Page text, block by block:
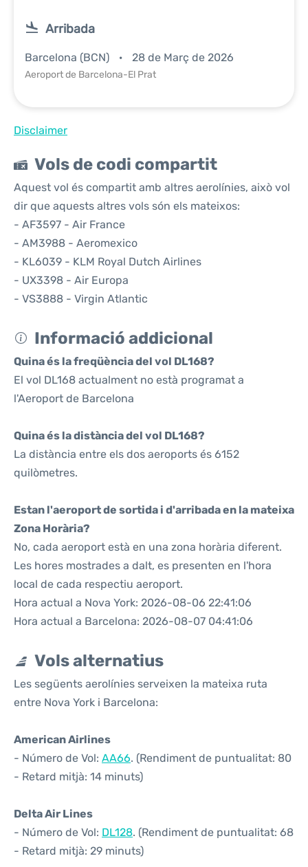
Arribada
Barcelona (BCN) 28 de Març de 2026
Aeroport de Barcelona-El Prat
Disclaimer
Vols de codi compartit
Aquest vol és compartit amb altres aerolínies, això vol
dir que aquests altres vols són els mateixos:
- AF3597 - Air France
- AM3988 - Aeromexico
- KL6039 - KLM Royal Dutch Airlines
- UX3398 - Air Europa
- VS3888 - Virgin Atlantic
Informació addicional
Quina és la freqüència del vol DL168?
El vol DL168 actualment no està programat a
l'Aeroport de Barcelona
Quina és la distància del vol DL168?
La distància entre els dos aeroports és 6152
quilòmetres.
Estan l'aeroport de sortida i d'arribada en la mateixa
Zona Horària?
No, cada aeroport està en una zona horària diferent.
Les hores mostrades a dalt, es presenten en l'hora
local de cada respectiu aeroport.
Hora actual a Nova York: 2026-08-06 22:41:06
Hora actual a Barcelona: 2026-08-07 04:41:06
Vols alternatius
Les següents aerolínies serveixen la mateixa ruta
entre Nova York i Barcelona:
American Airlines
- Número de Vol: AA66. (Rendiment de puntualitat: 80
- Retard mitjà: 14 minuts)
Delta Air Lines
- Número de Vol: DL128. (Rendiment de puntualitat: 68
- Retard mitjà: 29 minuts)